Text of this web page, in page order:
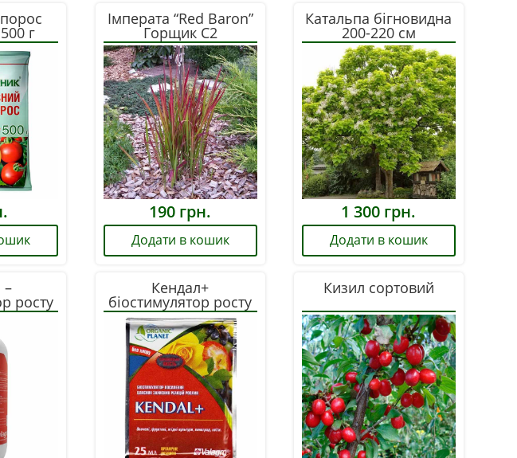
г
Імперата “Red Baron”
Горщик С2
190 грн.
Додати в кошик
Катальпа бігновидна
200-220 см
1 300 грн.
Додати в кошик
–
росту
Кендал+
біостимулятор росту
25 мл
Кизил сортовий